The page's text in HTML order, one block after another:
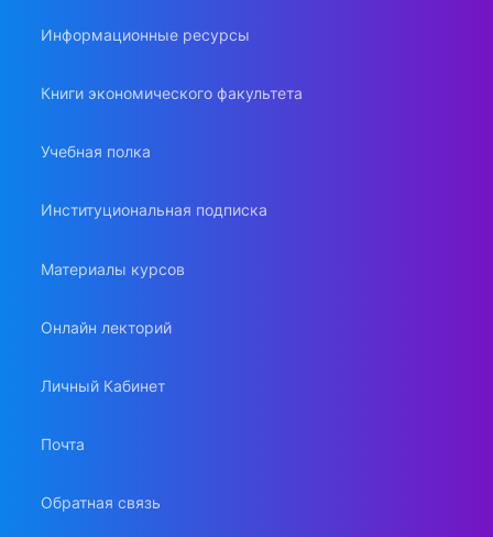
Информационные ресурсы
Книги экономического факультета
Учебная полка
Институциональная подписка
Материалы курсов
Онлайн лекторий
Личный Кабинет
Почта
Обратная связь